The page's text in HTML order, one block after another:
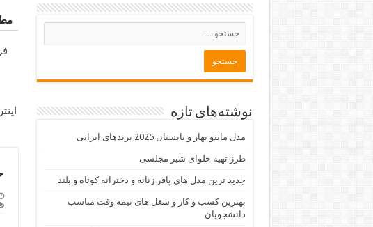
نوشته‌های تازه
مدل مانتو بهار و تابستان 2025 برندهای ایرانی
طرز تهیه حلوای شیر مجلسی
جدید ترین مدل های پافر زنانه و دخترانه کوتاه و بلند
بهترین کسب و کار و شغل های نیمه وقت مناسب
دانشجویان